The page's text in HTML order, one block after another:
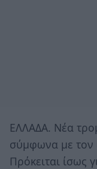
ΕΛΛΑΔΑ. Νέα
σύμφωνα με τον
Πρόκειται ίσως